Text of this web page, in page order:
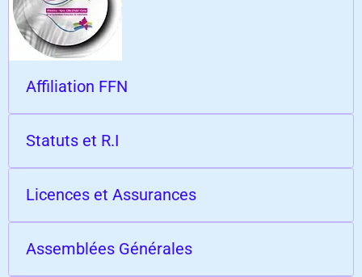
Affiliation FFN
Statuts et R.I
Licences et Assurances
Assemblées Générales